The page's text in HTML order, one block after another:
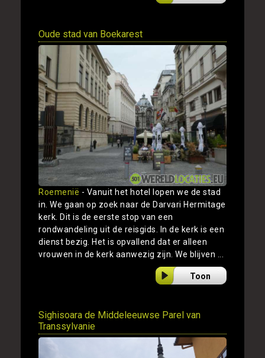
Oude stad van Boekarest
Roemenië - Vanuit het hotel lopen we de stad
in. We gaan op zoek naar de Darvari Hermitage
kerk. Dit is de eerste stop van een
rondwandeling uit de reisgids. In de kerk is een
dienst bezig. Het is opvallend dat er alleen
vrouwen in de kerk aanwezig zijn. We blijven ...
Toon
Sighisoara de Middeleeuwse Parel van
Transsylvanie